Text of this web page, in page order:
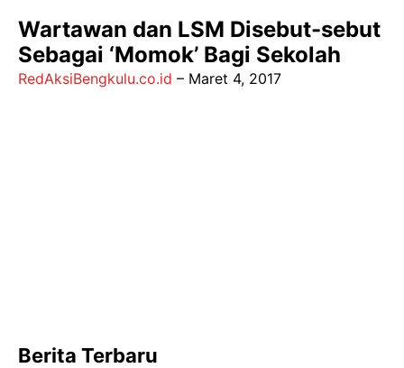
Wartawan dan LSM Disebut-sebut
Sebagai ‘Momok’ Bagi Sekolah
RedAksiBengkulu.co.id – Maret 4, 2017
Berita Terbaru